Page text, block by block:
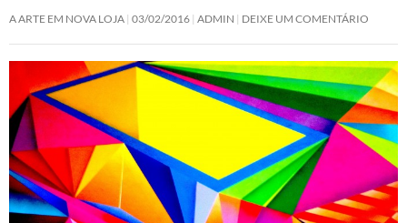
A ARTE EM NOVA LOJA 03/02/2016 ADMIN DEIXE UM COMENTÁRIO